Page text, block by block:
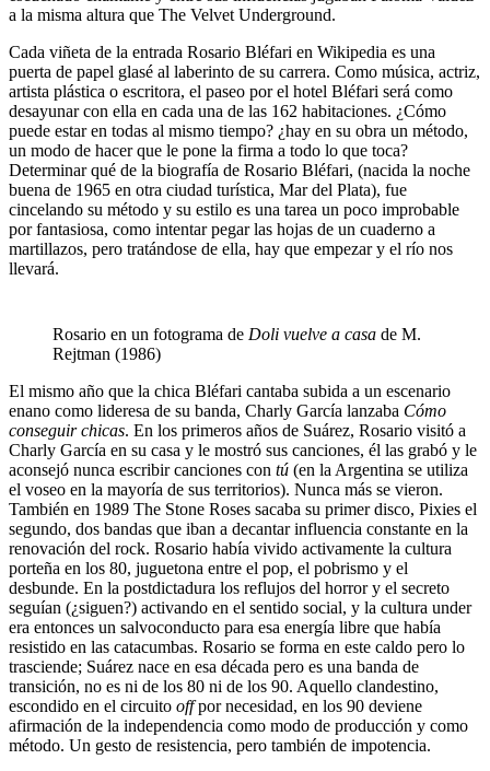
a la misma altura que The Velvet Underground.
Cada viñeta de la entrada Rosario Bléfari en Wikipedia es una
puerta de papel glasé al laberinto de su carrera. Como música, actriz,
artista plástica o escritora, el paseo por el hotel Bléfari será como
desayunar con ella en cada una de las 162 habitaciones. ¿Cómo
puede estar en todas al mismo tiempo? ¿hay en su obra un método,
un modo de hacer que le pone la firma a todo lo que toca?
Determinar qué de la biografía de Rosario Bléfari, (nacida la noche
buena de 1965 en otra ciudad turística, Mar del Plata), fue
cincelando su método y su estilo es una tarea un poco improbable
por fantasiosa, como intentar pegar las hojas de un cuaderno a
martillazos, pero tratándose de ella, hay que empezar y el río nos
llevará.
Rosario en un fotograma de Doli vuelve a casa de M.
Rejtman (1986)
El mismo año que la chica Bléfari cantaba subida a un escenario
enano como lideresa de su banda, Charly García lanzaba Cómo
conseguir chicas. En los primeros años de Suárez, Rosario visitó a
Charly García en su casa y le mostró sus canciones, él las grabó y le
aconsejó nunca escribir canciones con tú (en la Argentina se utiliza
el voseo en la mayoría de sus territorios). Nunca más se vieron.
También en 1989 The Stone Roses sacaba su primer disco, Pixies el
segundo, dos bandas que iban a decantar influencia constante en la
renovación del rock. Rosario había vivido activamente la cultura
porteña en los 80, juguetona entre el pop, el pobrismo y el
desbunde. En la postdictadura los reflujos del horror y el secreto
seguían (¿siguen?) activando en el sentido social, y la cultura under
era entonces un salvoconducto para esa energía libre que había
resistido en las catacumbas. Rosario se forma en este caldo pero lo
trasciende; Suárez nace en esa década pero es una banda de
transición, no es ni de los 80 ni de los 90. Aquello clandestino,
escondido en el circuito offpor necesidad, en los 90 deviene
afirmación de la independencia como modo de producción y como
método. Un gesto de resistencia, pero también de impotencia.